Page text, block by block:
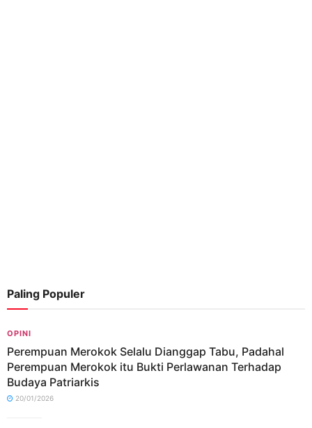
Paling Populer
OPINI
Perempuan Merokok Selalu Dianggap Tabu, Padahal
Perempuan Merokok itu Bukti Perlawanan Terhadap
Budaya Patriarkis
20/01/2026